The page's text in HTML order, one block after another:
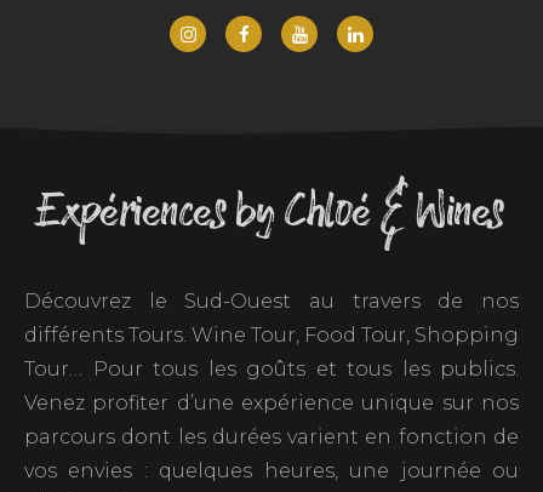
Expériences by Chloé & Wines
Découvrez le Sud-Ouest au travers de nos
différents Tours. Wine Tour, Food Tour, Shopping
Tour… Pour tous les goûts et tous les publics.
Venez profiter d’une expérience unique sur nos
parcours dont les durées varient en fonction de
vos envies : quelques heures, une journée ou